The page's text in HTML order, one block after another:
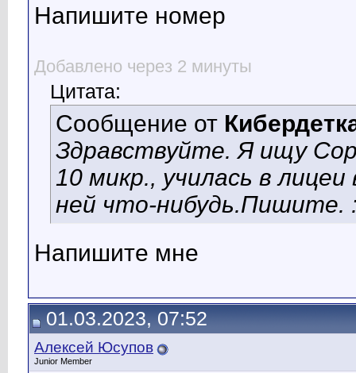
Напишите номер
Добавлено через 2 минуты
Цитата:
Сообщение от
Здравствуйте. Я ищу
10 микр., училась в
ней что-нибудь.Пишите.
Напишите мне
01.03.2023, 07:52
Алексей Юсупов
Junior Member